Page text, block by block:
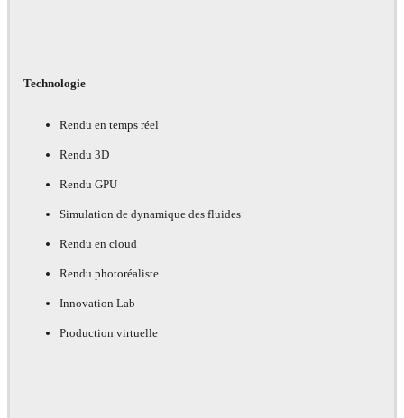
Technologie
Rendu en temps réel
Rendu 3D
Rendu GPU
Simulation de dynamique des fluides
Rendu en cloud
Rendu photoréaliste
Innovation Lab
Production virtuelle